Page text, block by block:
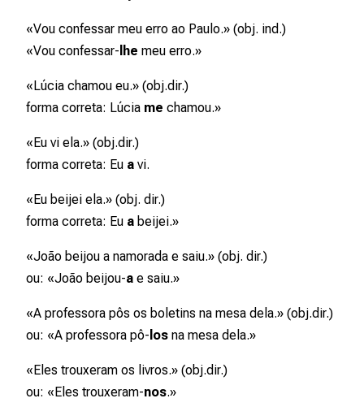
«Vou confessar meu erro ao Paulo.» (obj. ind.)
«Vou confessar- lhe meu erro.»
«Lúcia chamou eu.» (obj.dir.)
forma correta: Lúcia me chamou.»
«Eu vi ela.» (obj.dir.)
forma correta: Eu a vi.
«Eu beijei ela.» (obj. dir.)
forma correta: Eu a beijei.»
«João beijou a namorada e saiu.» (obj. dir.)
ou: «João beijou-a e saiu.»
«A professora pôs os boletins na mesa dela.» (obj.dir.)
ou: «A professora pô- los na mesa dela.»
«Eles trouxeram os livros.» (obj.dir.)
ou: «Eles trouxeram-nos.»